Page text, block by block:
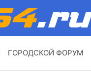
ГОРОДСКОЙ ФОРУМ